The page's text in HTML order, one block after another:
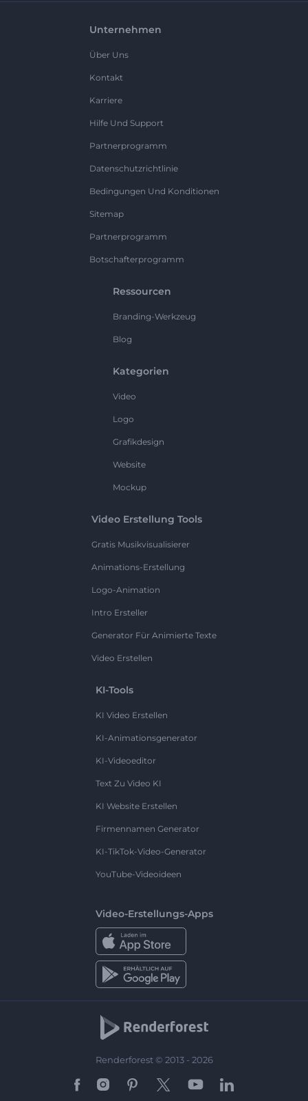
Unternehmen
Über Uns
Kontakt
Karriere
Hilfe Und Support
Partnerprogramm
Datenschutzrichtlinie
Bedingungen Und Konditionen
Sitemap
Partnerprogramm
Botschafterprogramm
Ressourcen
Branding-Werkzeug
Blog
Kategorien
Video
Logo
Grafikdesign
Website
Mockup
Video Erstellung Tools
Gratis Musikvisualisierer
Animations-Erstellung
Logo-Animation
Intro Ersteller
Generator Für Animierte Texte
Video Erstellen
KI-Tools
KI Video Erstellen
KI-Animationsgenerator
KI-Videoeditor
Text Zu Video KI
KI Website Erstellen
Firmennamen Generator
KI-TikTok-Video-Generator
YouTube-Videoideen
Video-Erstellungs-Apps
Renderforest © 2013 - 2026